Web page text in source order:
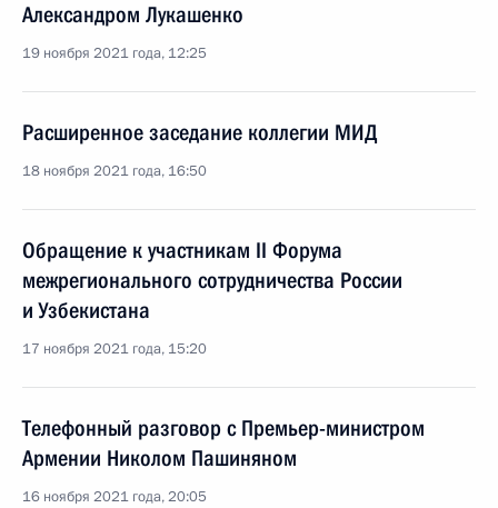
Александром Лукашенко
19 ноября 2021 года, 12:25
Расширенное заседание коллегии МИД
18 ноября 2021 года, 16:50
Обращение к участникам II Форума
межрегионального сотрудничества России
и Узбекистана
17 ноября 2021 года, 15:20
Телефонный разговор с Премьер-министром
Армении Николом Пашиняном
16 ноября 2021 года, 20:05